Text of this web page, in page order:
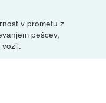
v prometu z
pešcev,